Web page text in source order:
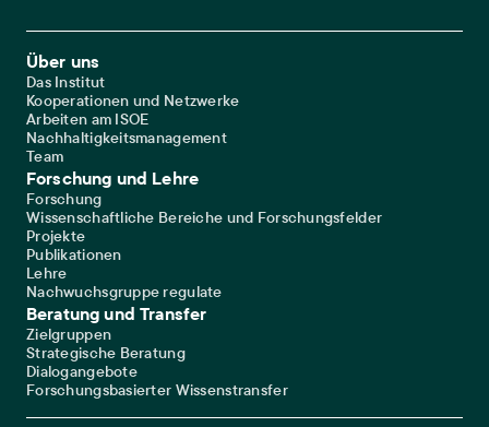
Footer Main Navigation
Über uns
Das Institut
Kooperationen und Netzwerke
Arbeiten am ISOE
Nachhaltigkeitsmanagement
Team
Forschung und Lehre
Forschung
Wissenschaftliche Bereiche und Forschungsfelder
Projekte
Publikationen
Lehre
Nachwuchsgruppe regulate
Beratung und Transfer
Zielgruppen
Strategische Beratung
Dialogangebote
Forschungsbasierter Wissenstransfer